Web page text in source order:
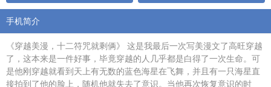
手机简介
《穿越美漫，十二符咒就剩俩》 这是我最后一次写美漫文了高旺穿越
了，这本来是一件好事，毕竟穿越的人几乎都是白得了一次生命。可
是他刚穿越就看到天上有无数的蓝色海星在飞舞，并且有一只海星直
接拍到了他的脸上，随机他就失去了意识。当他再次恢复意识的时